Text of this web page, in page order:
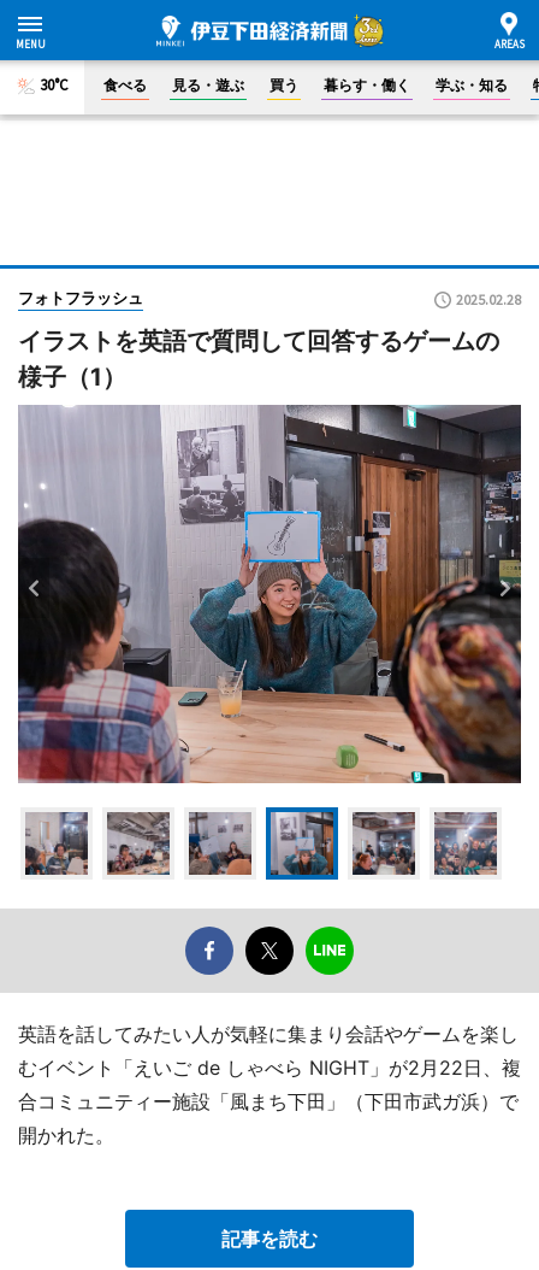
30°C 食べる 見る・遊ぶ 買う 暮らす・働く 学ぶ・知る
フォトフラッシュ 2025.02.28
イラストを英語で質問して回答するゲームの
様子（1）
英語を話してみたい人が気軽に集まり会話やゲームを楽し
むイベント「えいご de しゃべら NIGHT」が2月22日、複
合コミュニティー施設「風まち下田」（下田市武ガ浜）で
開かれた。
記事を読む